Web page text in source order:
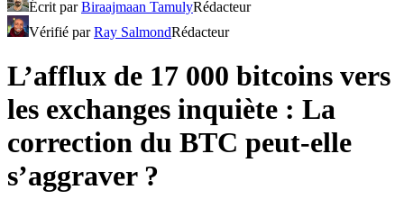
Écrit parBiraajmaan TamulyRédacteur
Vérifié parRay SalmondRédacteur
L’afflux de 17 000 bitcoins vers
les exchanges inquiète : La
correction du BTC peut-elle
s’aggraver ?